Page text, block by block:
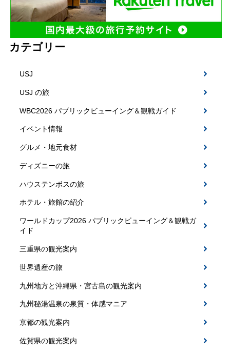
カテゴリー
USJ
USJ の旅
WBC2026 パブリックビューイング＆観戦ガイド
イベント情報
グルメ・地元食材
ディズニーの旅
ハウステンボスの旅
ホテル・旅館の紹介
ワールドカップ2026 パブリックビューイング＆観戦ガ
イド
三重県の観光案内
世界遺産の旅
九州地方と沖縄県・宮古島の観光案内
九州秘湯温泉の泉質・体感マニア
京都の観光案内
佐賀県の観光案内